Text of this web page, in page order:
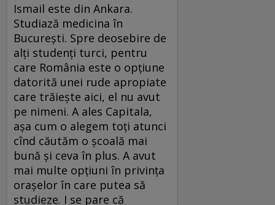
Ismail este din Ankara.
Studiază medicina în
București. Spre deosebire de
alți studenți turci, pentru
care România este o opțiune
datorită unei rude apropiate
care trăiește aici, el nu avut
pe nimeni. A ales Capitala,
așa cum o alegem toți atunci
cînd căutăm o școală mai
bună și ceva în plus. A avut
mai multe opțiuni în privința
orașelor în care putea să
studieze. I se pare că